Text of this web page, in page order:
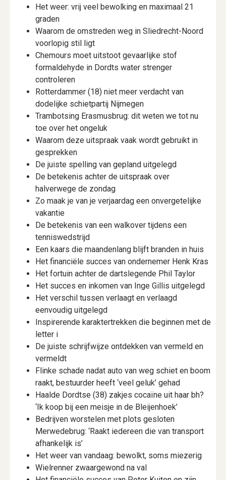
Het weer: vrij veel bewolking en maximaal 21
graden
Waarom de omstreden weg in Sliedrecht-Noord
voorlopig stil ligt
Chemours moet uitstoot gevaarlijke stof
formaldehyde in Dordts water strenger
controleren
Rotterdammer (18) niet meer verdacht van
dodelijke schietpartij Nijmegen
Trambotsing Erasmusbrug: dit weten we tot nu
toe over het ongeluk
Waarom deze uitspraak vaak wordt gebruikt in
gesprekken
De juiste spelling van gepland uitgelegd
De betekenis achter de uitspraak over
halverwege de zondag
Zo maak je van je verjaardag een onvergetelijke
vakantie
De betekenis van een walkover tijdens een
tenniswedstrijd
Een kaars die maandenlang blijft branden in huis
Het financiële succes van ondernemer Henk Kras
Het fortuin achter de dartslegende Phil Taylor
Het succes en inkomen van Inge Gillis uitgelegd
Het verschil tussen verlaagt en verlaagd
eenvoudig uitgelegd
Inspirerende karaktertrekken die beginnen met de
letter i
De juiste schrijfwijze ontdekken van vermeld en
vermeldt
Flinke schade nadat auto van weg schiet en boom
raakt, bestuurder heeft ‘veel geluk’ gehad
Haalde Dordtse (38) zakjes cocaïne uit haar bh?
‘Ik koop bij een meisje in de Bleijenhoek’
Bedrijven worstelen met plots gesloten
Merwedebrug: ‘Raakt iedereen die van transport
afhankelijk is’
Het weer van vandaag: bewolkt, soms miezerig
Wielrenner zwaargewond na val